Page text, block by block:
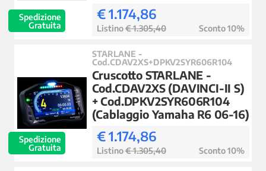
Spedizione
Gratuita
€ 1.174,86
Listino€ 1.305,40 Sconto 10%
Spedizione
Gratuita
STARLANE -
Cod.CDAV2XS+DPKV2SYR606R104
Cruscotto STARLANE -
Cod.CDAV2XS (DAVINCI-II S)
+ Cod.DPKV2SYR606R104
(Cablaggio Yamaha R6 06-16)
€ 1.174,86
Listino€ 1.305,40 Sconto 10%